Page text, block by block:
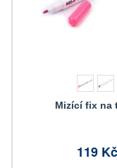
Mizící fix na
119 Kč